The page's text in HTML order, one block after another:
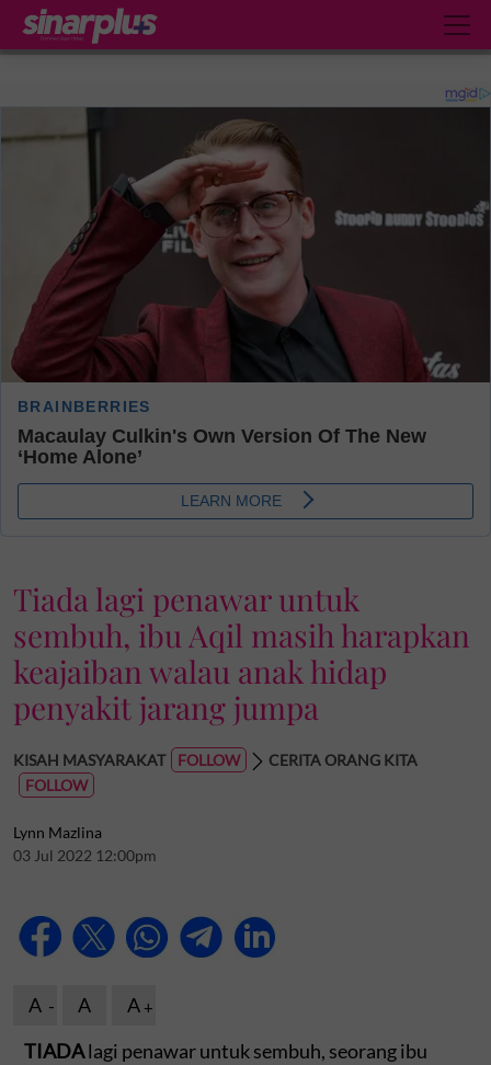
Tiada lagi penawar untuk
sembuh, ibu Aqil masih harapkan
keajaiban walau anak hidap
penyakit jarang jumpa
KISAH MASYARAKAT CERITA ORANG KITA
Lynn Mazlina
03 Jul 2022 12:00pm
A A
A
TIADAlagi penawar untuk sembuh, seorang ibu